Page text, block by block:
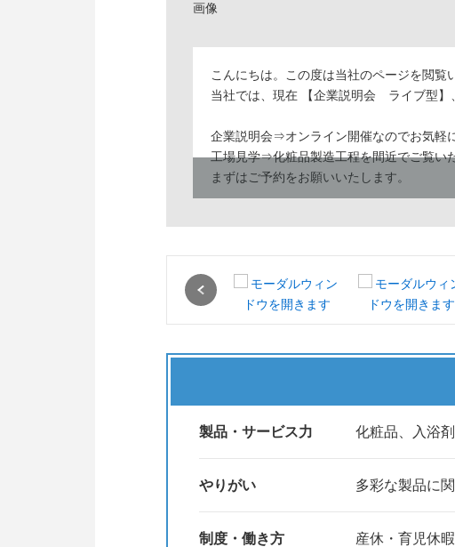
こんにちは。この度は当社のページを閲覧
当社では、現在 【企業説明会 ライブ型
企業説明会⇒オンライン開催なのでお気軽
工場見学⇒化粧品製造工程を間近でご覧い
まずはご予約をお願いいたします。
製品・サービス力 化粧品、入浴
やりがい 多彩な製品に
制度・働き方 産休・育児休